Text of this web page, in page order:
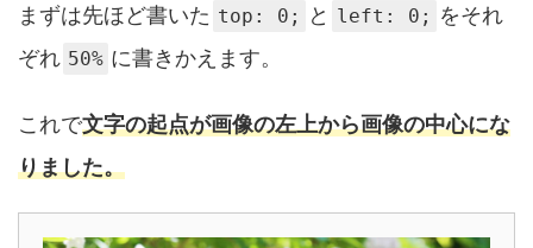
まずは先ほど書いた top: 0; と left: 0;
をそれ
ぞれ 50% に書きかえます。
これで文字の起点が画像の左上から画像の中心にな
りました。